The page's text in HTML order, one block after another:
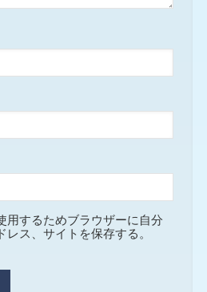
用するためブラウザーに自分
レス、サイトを保存する。